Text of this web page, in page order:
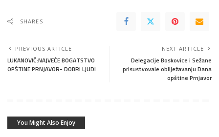
SHARES
PREVIOUS ARTICLE
LUKANOVIĆ:NAJVEĆE BOGATSTVO
OPŠTINE PRNJAVOR- DOBRI LJUDI
NEXT ARTICLE
Delegacije Boskovice i Sežane
prisustvovale obilježavanju Dana
opštine Prnjavor
You Might Also Enjoy